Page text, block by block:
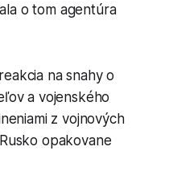
o tom agentúra
na snahy o
a vojenského
z vojnových
opakovane